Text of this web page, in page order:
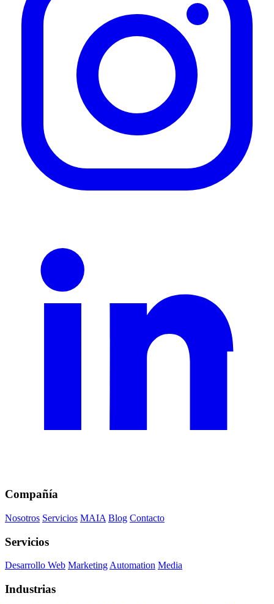
Compañía
Nosotros Servicios MAIA Blog Contacto
Servicios
Desarrollo Web MarketingAutomation Media
Industrias